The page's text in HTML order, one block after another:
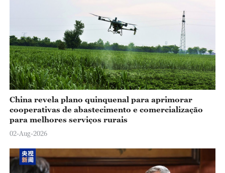
China revela plano quinquenal para aprimorar
cooperativas de abastecimento e comercialização
para melhores serviços rurais
02-Aug-2026